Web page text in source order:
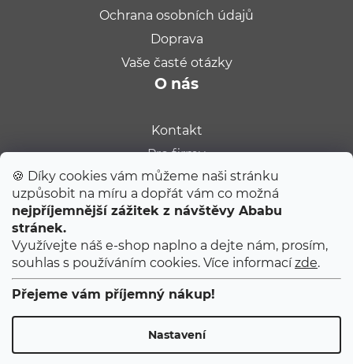
🍪 Díky cookies vám můžeme naši stránku
uzpůsobit na míru a dopřát vám co možná
nejpříjemnější zážitek z návštěvy Ababu
stránek.
Využívejte náš e-shop naplno a dejte nám, prosím,
souhlas s používáním cookies. Více informacízde.
Přejeme vám příjemný nákup!
Nastavení
Ochrana osobních údajů
Doprava
Vaše časté otázky
O nás
Kontakt
Pro firmy
Velkoobchod
Kariéra
Populární na blogu
Tipy od Jitky do porodnice
Ty úplně první narozeniny
První 2 měsíce s miminkem